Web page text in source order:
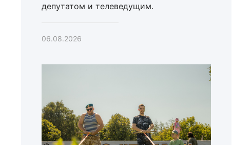
депутатом и телеведущим.
06.08.2026